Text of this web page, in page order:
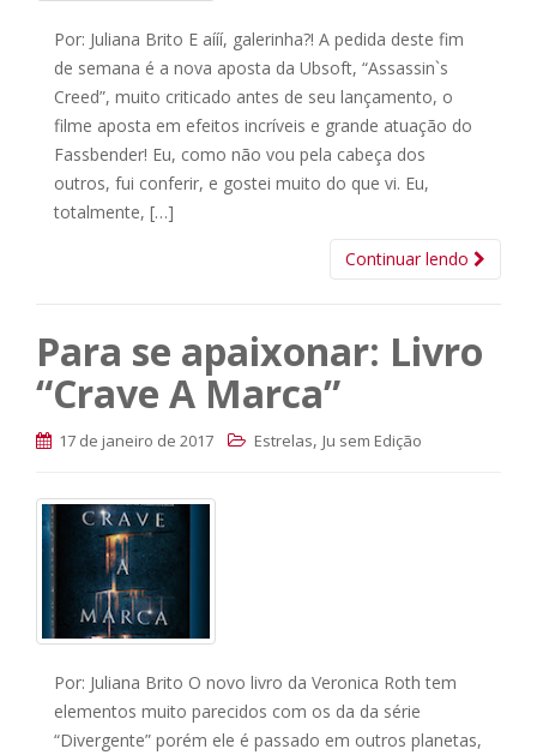
Por: Juliana Brito E aííí, galerinha?! A pedida deste fim
de semana é a nova aposta da Ubsoft, “Assassin`s
Creed”, muito criticado antes de seu lançamento, o
filme aposta em efeitos incríveis e grande atuação do
Fassbender! Eu, como não vou pela cabeça dos
outros, fui conferir, e gostei muito do que vi. Eu,
totalmente, […]
Continuar lendo
Para se apaixonar: Livro
“Crave A Marca”
17 de janeiro de 2017 Estrelas, Ju sem Edição
Por: Juliana Brito O novo livro da Veronica Roth tem
elementos muito parecidos com os da da série
“Divergente” porém ele é passado em outros planetas,